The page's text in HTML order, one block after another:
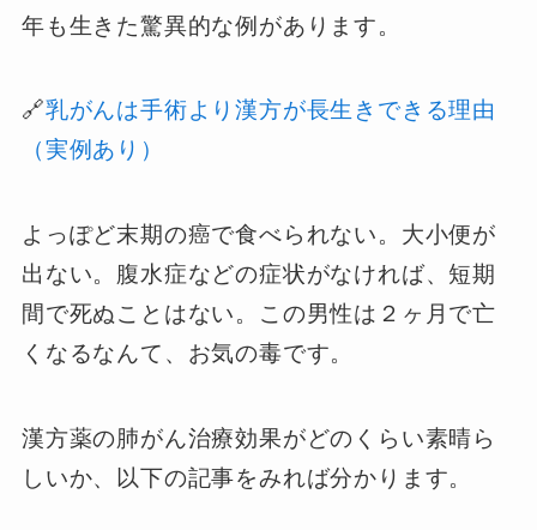
年も生きた驚異的な例があります。
🔗乳がんは手術より漢方が長生きできる理由
（実例あり）
よっぽど末期の癌で食べられない。大小便が
出ない。腹水症などの症状がなければ、短期
間で死ぬことはない。この男性は２ヶ月で亡
くなるなんて、お気の毒です。
漢方薬の肺がん治療効果がどのくらい素晴ら
しいか、以下の記事をみれば分かります。